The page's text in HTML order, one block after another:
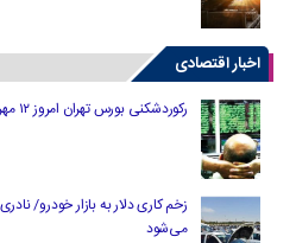
اخبار اقتصادی
رکوردشکنی بورس تهران امروز ۱۲ مهر ۱۴۰۴| بازار سهام رونق گرفت
زخم کاری دلار به بازار خودرو/
می‌شود